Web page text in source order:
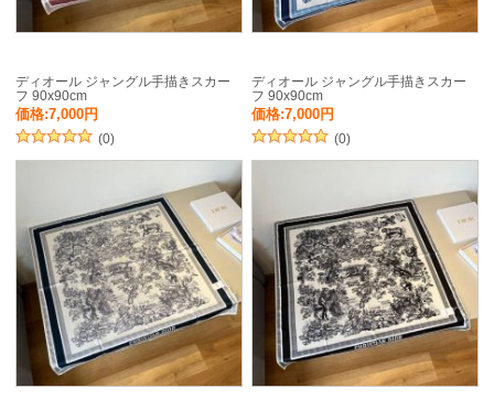
ディオール ジャングル手描きスカー
フ 90x90cm
価格:7,000円
(0)
ディオール ジャングル手描きスカー
フ 90x90cm
価格:7,000円
(0)